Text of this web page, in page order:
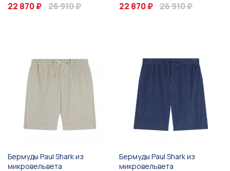
22 870 ₽ 26 910 ₽ 22 870 ₽ 26 910 ₽
Бермуды Paul Shark из
микровельвета
Бермуды Paul Shark из
микровельвета